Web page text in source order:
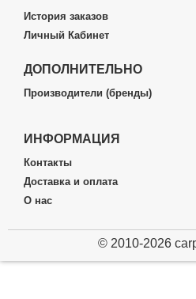
История заказов
Личный Кабинет
ДОПОЛНИТЕЛЬНО
Производители (бренды)
ИНФОРМАЦИЯ
Контакты
Доставка и оплата
О нас
© 2010-2026